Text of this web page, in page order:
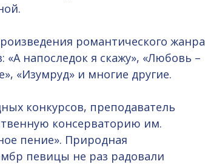
романтического жанра
напоследок я скажу», «Любовь –
«Изумруд» и многие другие.
конкурсов, преподаватель
консерваторию им.
пение». Природная
певицы не раз радовали